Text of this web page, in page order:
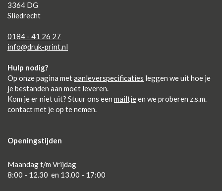
3364 DG
Sliedrecht
0184 - 41 26 27
info@druk-print.nl
Hulp nodig?
Op onze pagina metaanleverspecificaties leggen we uit hoe je
je bestanden aan moet leveren.
Kom je er niet uit? Stuur ons een mailtjeen we proberen z.s.m.
contact met je op te nemen.
Openingstijden
Maandag t/m Vrijdag
8:00 - 12.30 en 13.00 - 17:00